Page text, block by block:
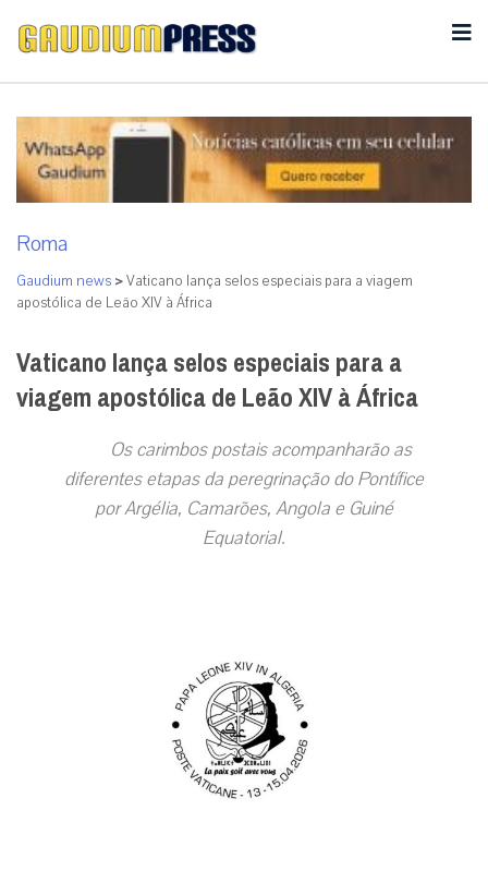
Roma
Gaudium news >Vaticano lança selos especiais para a viagem
apostólica de Leão XIV à África
Vaticano lança selos especiais para a
viagem apostólica de Leão XIV à África
Os carimbos postais acompanharão as
diferentes etapas da peregrinação do Pontífice
por Argélia, Camarões, Angola e Guiné
Equatorial.